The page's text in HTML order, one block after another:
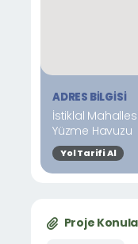
ADRES BILGISI
İstiklal
Yüzme Havuzu
Yol Tarifi Al
Proje